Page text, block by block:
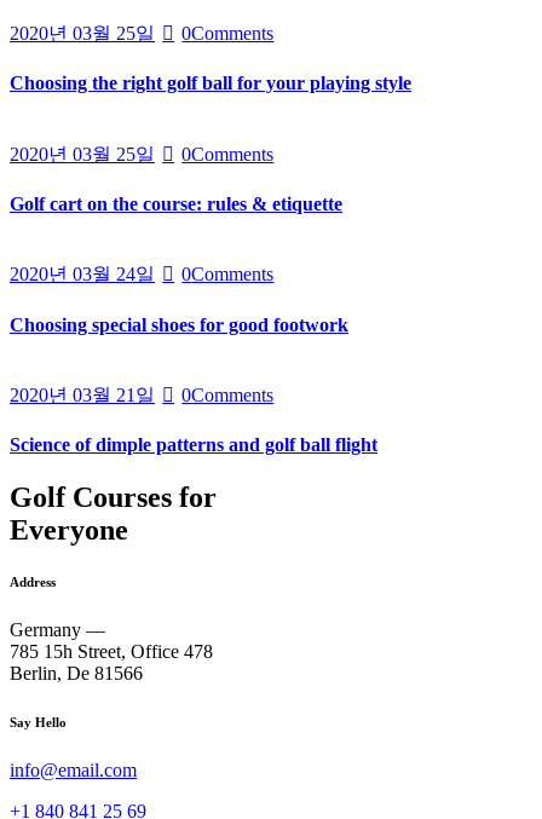
2020년 03월 25일 0Comments
Choosing the right golf ball for your playing style
2020년 03월 25일 0Comments
Golf cart on the course: rules & etiquette
2020년 03월 24일 0Comments
Choosing special shoes for good footwork
2020년 03월 21일 0Comments
Science of dimple patterns and golf ball flight
Golf Courses for
Everyone
Address
Germany —
785 15h Street, Office 478
Berlin, De 81566
Say Hello
info@email.com
+1 840 841 25 69